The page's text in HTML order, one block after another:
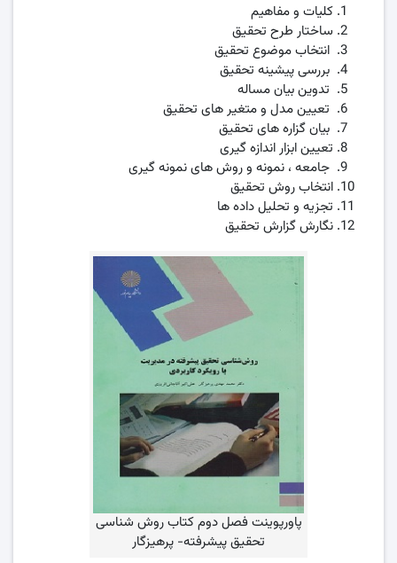
کلیات و مفاهیم
ساختار طرح تحقیق
انتخاب موضوع تحقیق
بررسی پیشینه تحقیق
تدوین بیان مساله
تعیین مدل و متغیر های تحقیق
بیان گزاره های تحقیق
تعیین ابزار اندازه گیری
جامعه ، نمونه و روش های نمونه گیری
انتخاب روش تحقیق
تجزیه و تحلیل داده ها
نگارش گزارش تحقیق
پاورپوینت فصل دوم کتاب روش شناسی
تحقیق پیشرفته- پرهیزگار